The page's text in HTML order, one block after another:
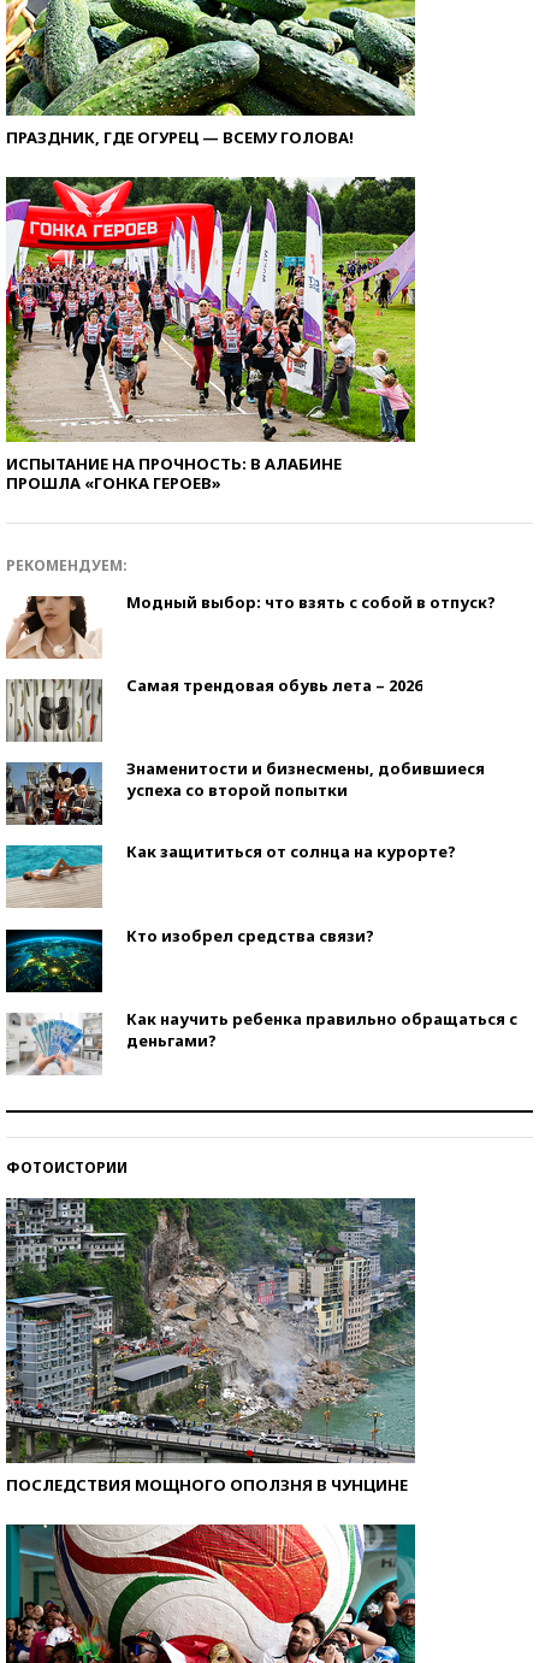
ПРАЗДНИК, ГДЕ ОГУРЕЦ — ВСЕМУ ГОЛОВА!
ИСПЫТАНИЕ НА ПРОЧНОСТЬ: В АЛАБИНЕ
ПРОШЛА «ГОНКА ГЕРОЕВ»
РЕКОМЕНДУЕМ:
Модный выбор: что взять с собой в отпуск?
Самая трендовая обувь лета – 2026
Знаменитости и бизнесмены, добившиеся
успеха со второй попытки
Как защититься от солнца на курорте?
Кто изобрел средства связи?
Как научить ребенка правильно обращаться с
деньгами?
ФОТОИСТОРИИ
ПОСЛЕДСТВИЯ МОЩНОГО ОПОЛЗНЯ В ЧУНЦИНЕ